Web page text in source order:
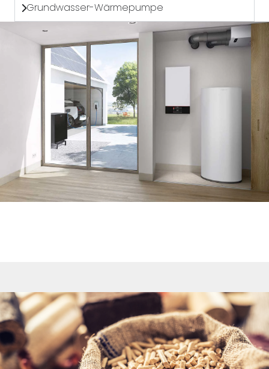
Grundwasser-Wärmepumpe